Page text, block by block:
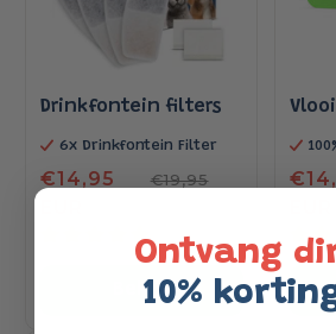
Drinkfontein filters
6x Drinkfontein Filter
Aanbiedingsprijs
€14,95
Normale
€19,95
81 beoordelingen
Bekijk
80
Ontvang
10%